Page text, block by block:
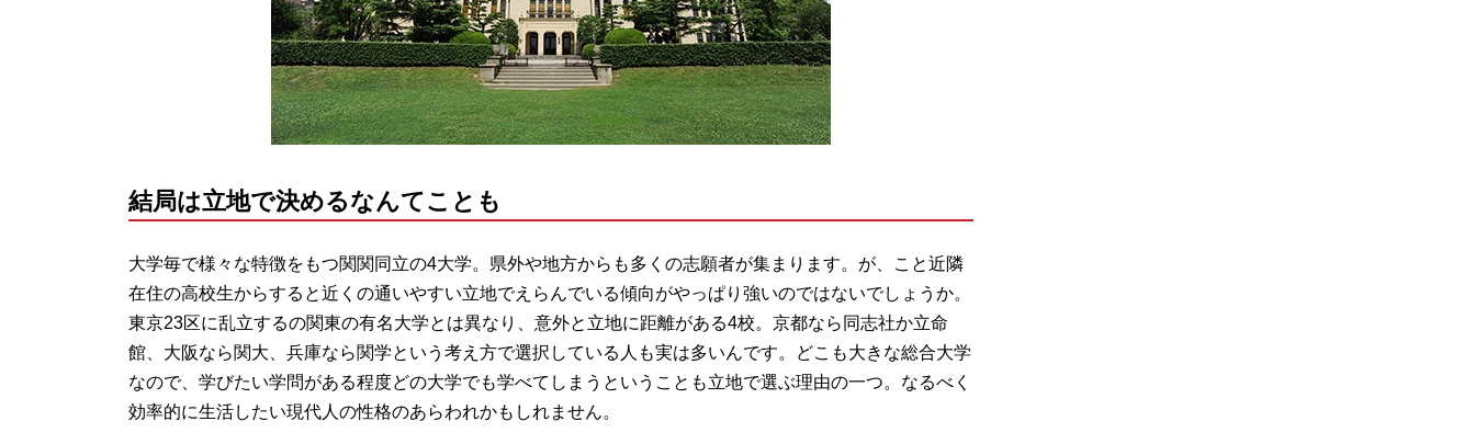
結局は立地で決めるなんてことも
大学毎で様々な特徴をもつ関関同立の4大学。県外や地方からも多くの志願者が集まります。が、こと近隣
在住の高校生からすると近くの通いやすい立地でえらんでいる傾向がやっぱり強いのではないでしょうか。
東京23区に乱立するの関東の有名大学とは異なり、意外と立地に距離がある4校。京都なら同志社か立命
館、大阪なら関大、兵庫なら関学という考え方で選択している人も実は多いんです。どこも大きな総合大学
なので、学びたい学問がある程度どの大学でも学べてしまうということも立地で選ぶ理由の一つ。なるべく
効率的に生活したい現代人の性格のあらわれかもしれません。